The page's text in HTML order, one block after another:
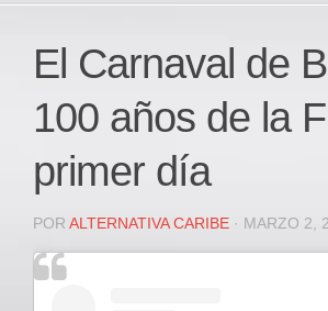
Politica
Deportes
JUDICIAL
REGIONAL
DEPARTAMENTAL
Internacional
El Carnaval de
100 años de la
primer día
POR ALTERNATIVA CARIBE · MARZO 2,